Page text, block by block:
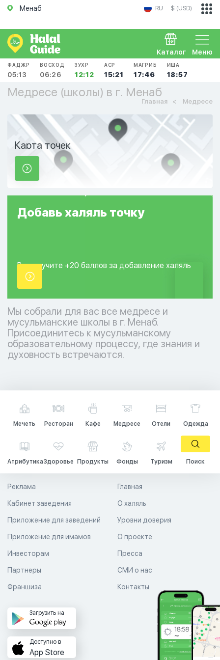
Менаб RU $ (USD)
Меню
Каталог
ФАДЖР
05:13
ВОСХОД
06:26
ЗУХР
12:12
АСР
15:21
МАГРИБ
17:46
ИША
18:57
Медресе (школы) в г. Менаб
Главная Медресе
Карта точек
Добавь халяль точку
Вы получите +20 баллов за добавление халяль
точки.
Мы собрали для вас все медресе и
мусульманские школы в г. Менаб.
Присоединитесь к мусульманскому
образовательному процессу, где знания и
духовность встречаются.
Мечеть Ресторан Кафе Медресе Отели Одежда
АтрибутикаЗдоровье Продукты Фонды Туризм Поиск
Главная
О халяль
Уровни доверия
Реклама
Кабинет заведения
Приложение для заведений
Приложение для имамов О проекте
Пресса
СМИ о нас
Контакты
Инвесторам
Партнеры
Франшиза
Загрузить на
Доступно в
App Store